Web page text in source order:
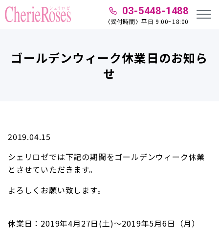
03-5448-1488
〈受付時間〉平日 9:00~18:00
ゴールデンウィーク休業日のお知ら
せ
2019.04.15
シェリロゼでは下記の期間をゴールデンウィーク休業
とさせていただきます。
よろしくお願い致します。
休業日：2019年4月27日(土)～2019年5月6日（月）